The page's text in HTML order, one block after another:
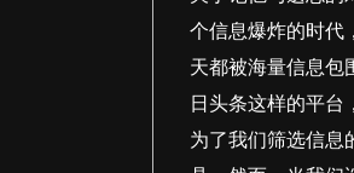
个信息爆炸的时代
天都被海量信息包
日头条这样的平台
为了我们筛选信息